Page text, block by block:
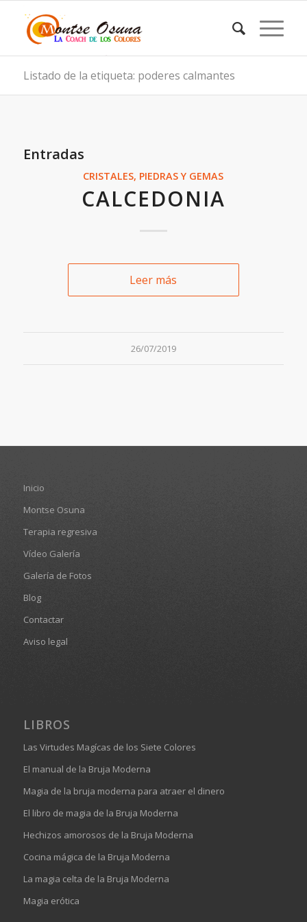
Listado de la etiqueta: poderes calmantes
Entradas
CRISTALES, PIEDRAS Y GEMAS
CALCEDONIA
Leer más
26/07/2019
Inicio
Montse Osuna
Terapia regresiva
Vídeo Galería
Galería de Fotos
Blog
Contactar
Aviso legal
LIBROS
Las Virtudes Magícas de los Siete Colores
El manual de la Bruja Moderna
Magia de la bruja moderna para atraer el dinero
El libro de magia de la Bruja Moderna
Hechizos amorosos de la Bruja Moderna
Cocina mágica de la Bruja Moderna
La magia celta de la Bruja Moderna
Magia erótica